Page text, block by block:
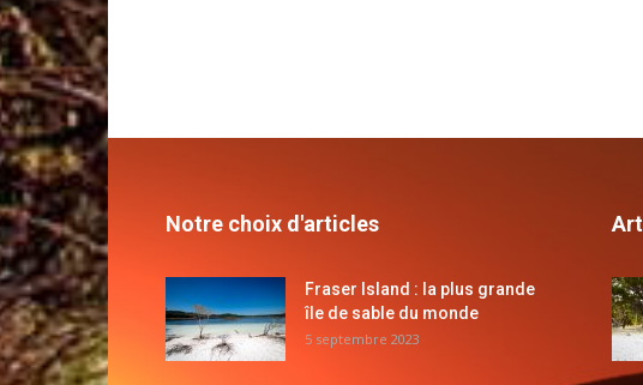
Notre choix d'articles
Fraser Island : la plus grande
île de sable du monde
5 septembre 2023